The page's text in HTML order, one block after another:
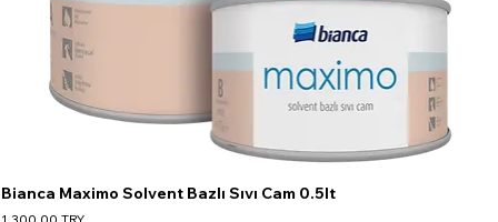
Bianca Maximo Solvent Bazlı Sıvı Cam 0.5lt
Preis